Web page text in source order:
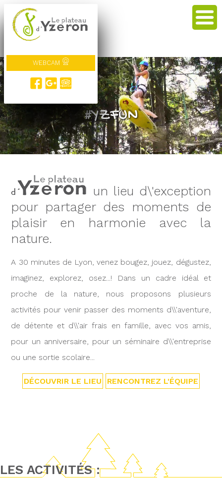
WEBCAM
#YZFUN
#veneZ !
un lieu d\'exception
pour partager des moments de
plaisir en harmonie avec la
nature.
A 30 minutes de Lyon, venez bougez, jouez, dégustez,
imaginez, explorez, osez...! Dans un cadre idéal et
proche de la nature, nous proposons plusieurs
activités pour venir passer des moments d\\'aventure,
de détente et d\\'air frais en famille, avec vos amis,
pour un anniversaire, pour un séminaire d\\'entreprise
ou une sortie scolaire...
DÉCOUVRIR LE LIEU RENCONTREZ L'ÉQUIPE
LES ACTIVITÉS :